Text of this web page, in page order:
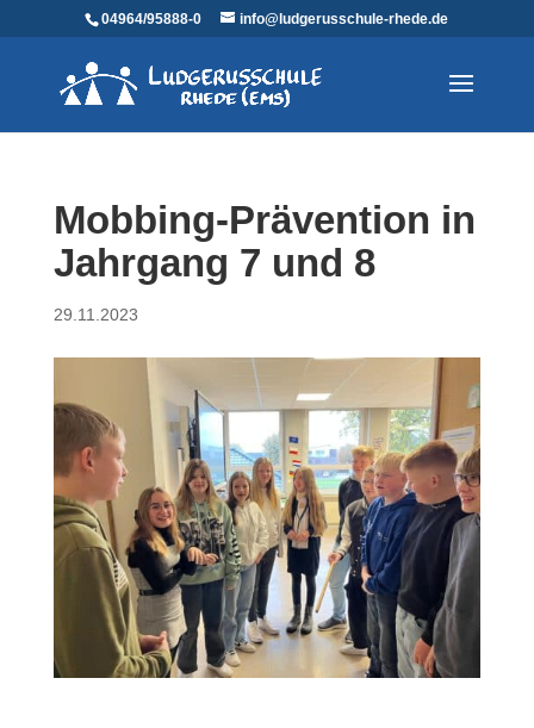
04964/95888-0 info@ludgerusschule-rhede.de
Mobbing-Prävention in
Jahrgang 7 und 8
29.11.2023